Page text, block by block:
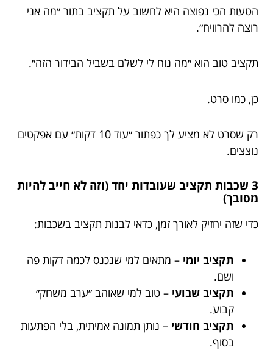
הטעות הכי נפוצה היא לחשוב על תקציב בתור ״מה אני
רוצה להרוויח״.
תקציב טוב הוא ״מה נוח לי לשלם בשביל הבידור הזה״.
כן, כמו סרט.
רק שסרט לא מציע לך כפתור ״עוד 10 דקות״ עם אפקטים
נוצצים.
3 שכבות תקציב שעובדות יחד (וזה לא חייב להיות
מסובך)
כדי שזה יחזיק לאורך זמן, כדאי לבנות תקציב בשכבות:
תקציב יומי – מתאים למי שנכנס לכמה דקות פה
ושם.
תקציב שבועי – טוב למי שאוהב ״ערב משחק״
קבוע.
תקציב חודשי – נותן תמונה אמיתית, בלי הפתעות
בסוף.